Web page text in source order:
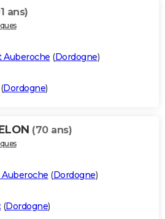
ans)
Auberoche (Dordogne)
Dordogne)
(70 ans)
Auberoche (Dordogne)
(Dordogne)